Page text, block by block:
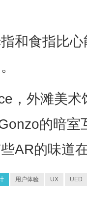
和食指比
，外滩美
的暗室
AR的味道
用户体验 UX UED